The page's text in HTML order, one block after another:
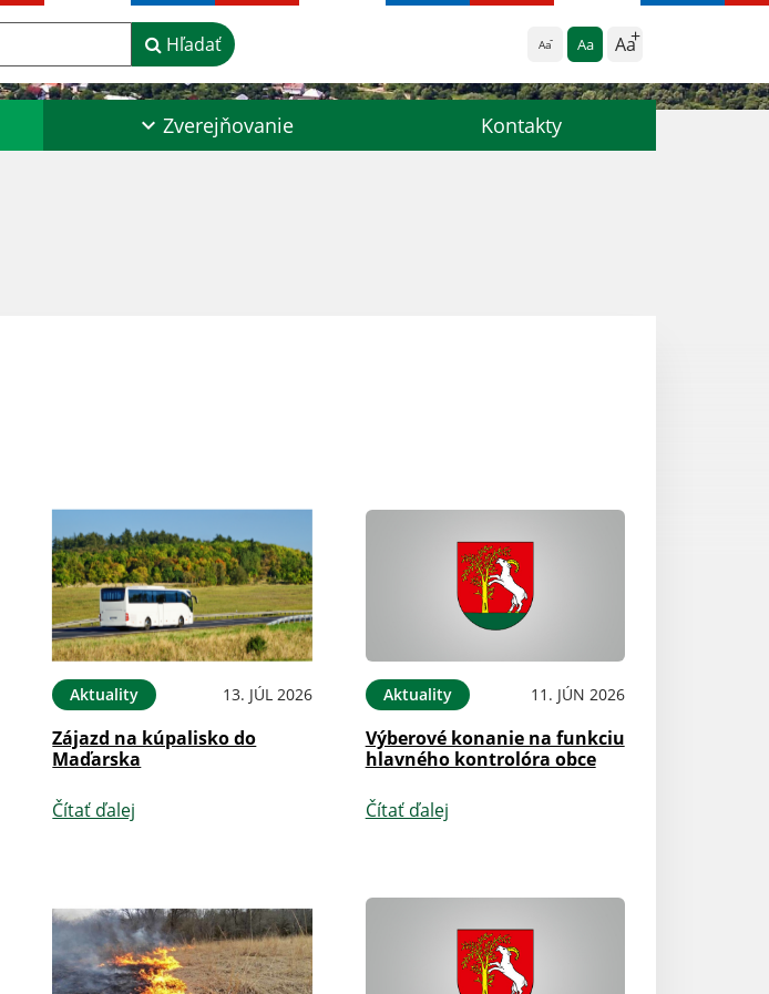
Aa Aa Aa
Hľadať
Zverejňovanie Kontakty
Aktuality 13. JÚL 2026
Zájazd na kúpalisko do
Maďarska
Čítať ďalej
Aktuality 11. JÚN 2026
Výberové konanie na funkciu
hlavného kontrolóra obce
Čítať ďalej